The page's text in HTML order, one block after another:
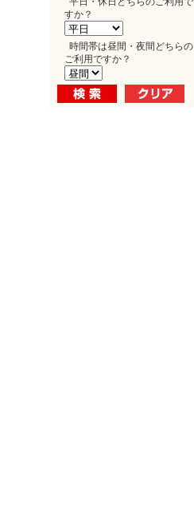
すか？
時間帯は昼間・夜間どちらの
ご利用ですか？